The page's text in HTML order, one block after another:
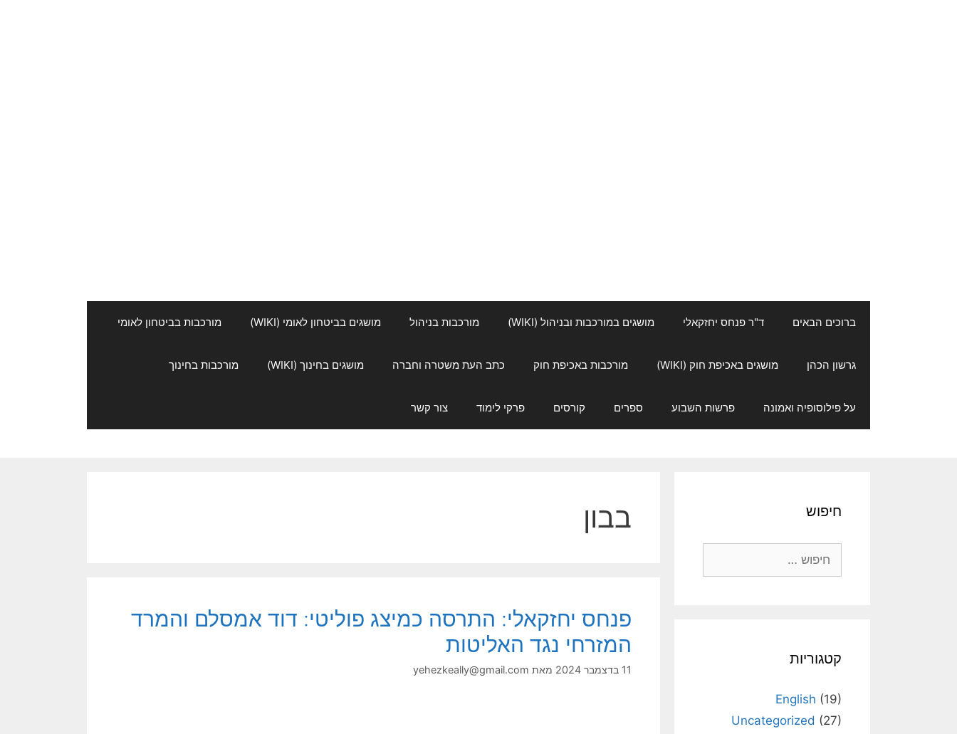
ברוכים הבאים ד"ר פנחס יחזקאלי מושגים במורכבות ובניהול (WIKI) מורכבות בניהול מושגים בביטחון לאומי (WIKI) מורכבות בביטחון לאומי
גרשון הכהן מושגים באכיפת חוק (WIKI) מורכבות באכיפת חוק כתב העת משטרה וחברה מושגים בחינוך (WIKI) מורכבות בחינוך
על פילוסופיה ואמונה פרשות השבוע ספרים קורסים פרקי לימוד צור קשר
בבון
פנחס יחזקאלי: התרסה כמיצג פוליטי: דוד אמסלם והמרד
המזרחי נגד האליטות
11 בדצמבר 2024 מאת yehezkeally@gmail.com
חיפוש
קטגוריות
English (19)
Uncategorized (27)